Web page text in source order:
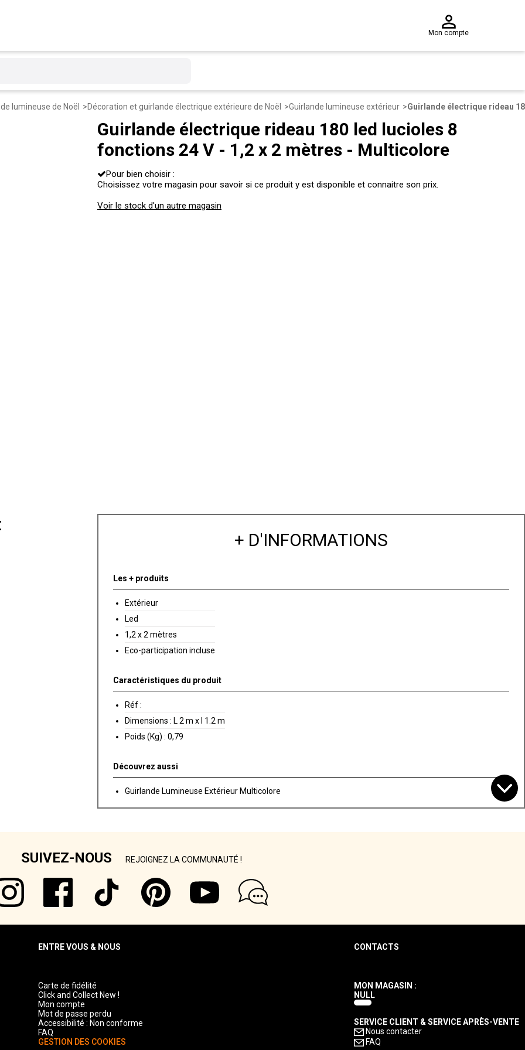
Mon compte
lumineuse de Noël Décoration et guirlande électrique extérieure de Noël Guirlande lumineuse extérieur
Guirlande électrique rideau 180 led lucioles 8
fonctions 24 V - 1,2 x 2 mètres - Multicolore
Pour bien choisir :
Choisissez votre magasin pour savoir si ce produit y est disponible et connaitre son prix.
Voir le stock d'un autre magasin
+ D'INFORMATIONS
Les + produits
Extérieur
Led
1,2 x 2 mètres
Eco-participation incluse
Caractéristiques du produit
Réf :
Dimensions : L 2 m x l 1.2 m
Poids (Kg) : 0,79
Découvrez aussi
Guirlande Lumineuse Extérieur Multicolore
SUIVEZ-NOUS REJOIGNEZ LA COMMUNAUTÉ !
ENTRE VOUS & NOUS
Carte de fidélité
Click and Collect New !
Mon compte
Mot de passe perdu
Accessibilité : Non conforme
FAQ
GESTION DES COOKIES
CONTACTS
MON MAGASIN :
NULL
SERVICE CLIENT & SERVICE APRÈS-VENTE
Nous contacter
FAQ